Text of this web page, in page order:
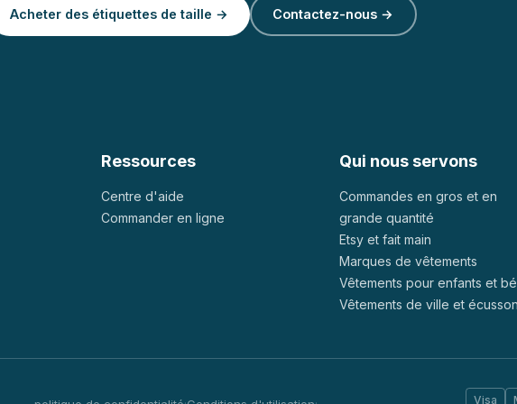
Acheter des étiquettes de taille → Contactez-nous →
Ressources
Centre d'aide
Commander en ligne
Qui nous servons
Commandes en gros et en
grande quantité
Etsy et fait main
Marques de vêtements
Vêtements pour enfants et
Vêtements de ville et
Visa